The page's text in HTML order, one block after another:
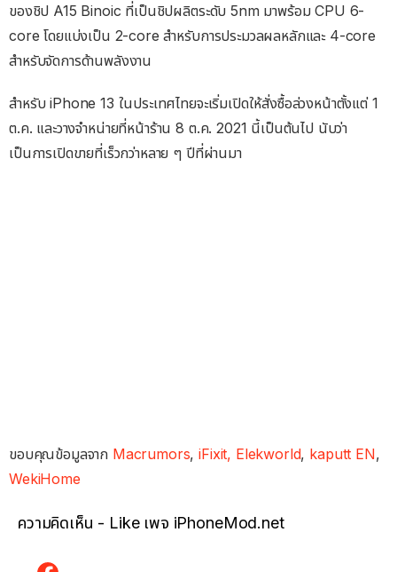
ของชิป A15 Binoic ที่เป็นชิปผลิตระดับ 5nm มาพร้อม CPU 6-
core โดยแบ่งเป็น 2-core สำหรับการประมวลผลหลักและ 4-core
สำหรับจัดการด้านพลังงาน
สำหรับ iPhone 13 ในประเทศไทยจะเริ่มเปิดให้สั่งซื้อล่วงหน้าตั้งแต่ 1
ต.ค. และวางจำหน่ายที่หน้าร้าน 8 ต.ค. 2021 นี้เป็นต้นไป นับว่า
เป็นการเปิดขายที่เร็วกว่าหลาย ๆ ปีที่ผ่านมา
ขอบคุณข้อมูลจาก Macrumors,iFixit, Elekworld, kaputt EN,
WekiHome
ความคิดเห็น - Like เพจ iPhoneMod.net